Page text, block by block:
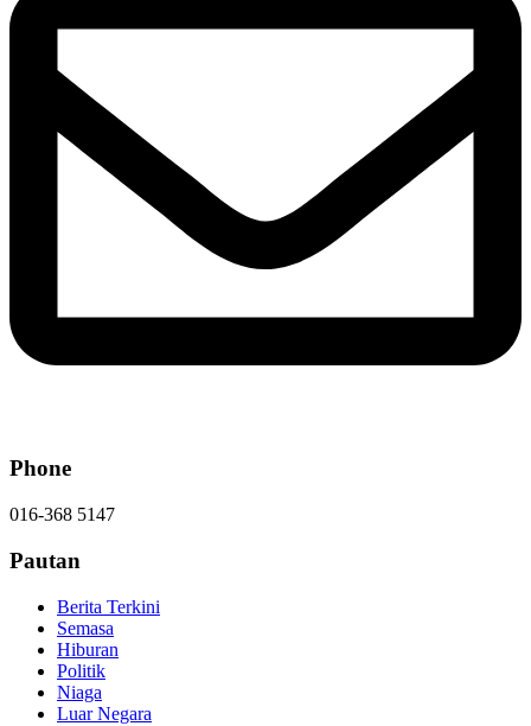
Phone
016-368 5147
Pautan
Berita Terkini
Semasa
Hiburan
Politik
Niaga
Luar Negara